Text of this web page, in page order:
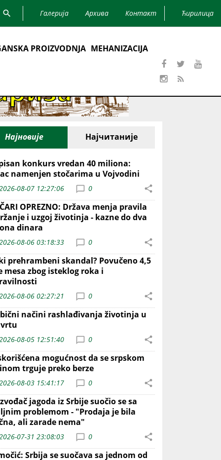
Галерија Архива Контакт Ћирилица
PROIZVODNJA MEHANIZACIJA
Најновије Најчитаније
konkurs vredan 40 miliona:
namenjen stočarima u Vojvodini
08-07 12:27:06 0
OPREZNO: Država menja pravila
i uzgoj životinja - kazne do dva
dinara
08-06 03:18:33 0
prehrambeni skandal? Povučeno 4,5
mesa zbog isteklog roka i
08-06 02:27:21 0
načini rashlađivanja životinja u
vrtu
08-05 12:51:40 0
mogućnost da se srpskom
trguje preko berze
08-03 15:41:17 0
jagoda iz Srbije suočio se sa
problemom - "Prodaja je bila
ali zarade nema"
07-31 23:08:03 0
Srbija se suočava sa jednom od